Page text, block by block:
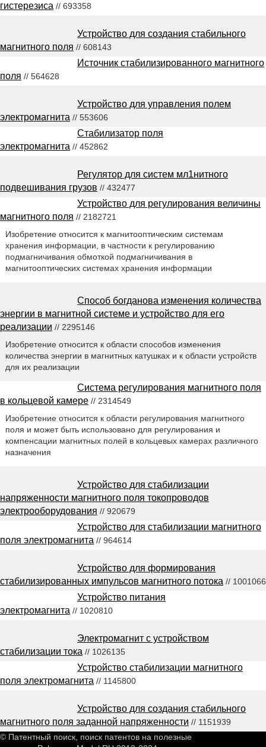
гистерезиса // 693358
Устройство для создания стабильного
магнитного поля // 608143
Источник стабилизированного магнитного
поля // 564628
Устройство для управления полем
электромагнита // 553606
Стабилизатор поля
электромагнита // 452862
Регулятор для систем мл1нитного
подвешивания грузов // 432477
Устройство для регулирования величины
магнитного поля // 2182721
Изобретение относится к магнитооптическим системам
хранения информации, в частности к регулированию
подмагничивания обмоткой подмагничивания в
магнитооптических системах хранения информации
Способ богданова изменения количества
энергии в магнитной системе и устройство для его
реализации // 2295146
Изобретение относится к области способов изменения
количества энергии в магнитных катушках и к области устройств
для их реализации
Система регулирования магнитного поля
в кольцевой камере // 2314549
Изобретение относится к области регулирования магнитного
поля и может быть использовано для регулирования и
компенсации магнитных полей в кольцевых камерах различного
назначения
Устройство для стабилизации
напряженности магнитного поля токопроводов
электрооборудования // 920679
Устройство для стабилизации магнитного
поля электромагнита // 964614
Устройство для формирования
стабилизированных импульсов магнитного потока // 1001066
Устройство питания
электромагнита // 1020810
Электромагнит с устройством
стабилизации тока // 1026135
Устройство стабилизации магнитного
поля электромагнита // 1145800
Устройство для создания стабильного
магнитного поля заданной напряженности // 1151939
© Патентный поиск, поиск патентов на полезные